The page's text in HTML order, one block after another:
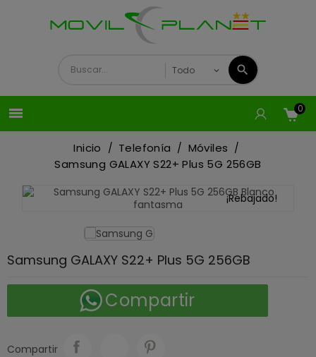
 0
Inicio Telefonía
Móviles
Samsung GALAXY S22+ Plus 5G 256GB
¡Rebajado!
Samsung GALAXY S22+ Plus 5G 256GB
Compartir
Compartir